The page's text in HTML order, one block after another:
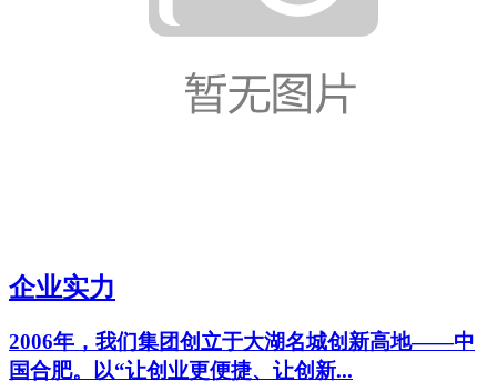
企业实力
2006年，我们集团创立于大湖名城创新高地——中
国合肥。以“让创业更便捷、让创新...